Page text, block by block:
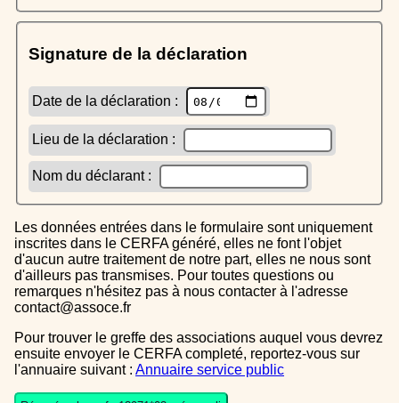
Signature de la déclaration
Date de la déclaration :
Lieu de la déclaration :
Nom du déclarant :
Les données entrées dans le formulaire sont uniquement
inscrites dans le CERFA généré, elles ne font l'objet
d'aucun autre traitement de notre part, elles ne nous sont
d'ailleurs pas transmises. Pour toutes questions ou
remarques n'hésitez pas à nous contacter à l'adresse
contact@assoce.fr
Pour trouver le greffe des associations auquel vous devrez
ensuite envoyer le CERFA completé, reportez-vous sur
l'annuaire suivant : Annuaire service public